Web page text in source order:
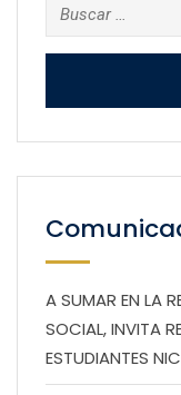
Buscar:
A SUMAR EN LA
SOCIAL, INVITA
ESTUDIANTES